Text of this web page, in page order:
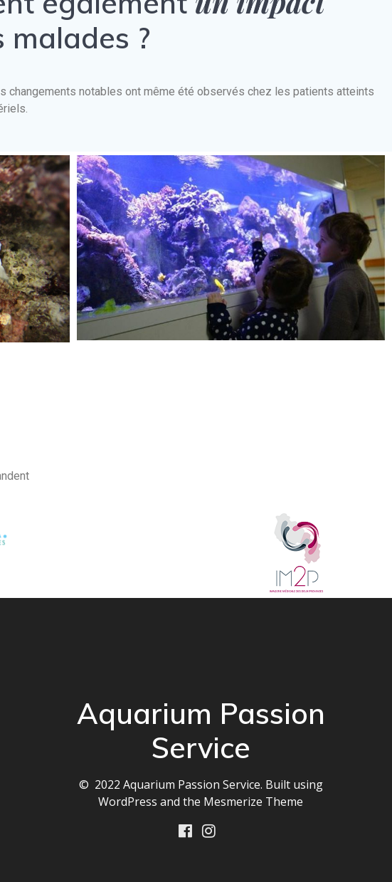
?
changements notables ont même été observés chez les patients atteints
Aquarium Passion
Service
© 2022 Aquarium Passion Service. Built using
WordPress and the Mesmerize Theme